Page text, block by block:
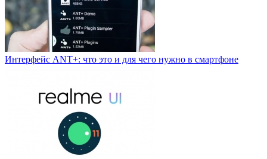
Интерфейс ANT+: что это и для чего нужно в смартфоне